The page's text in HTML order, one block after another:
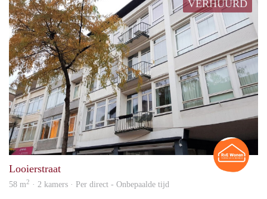
VERHUURD
Looierstraat
58 m2 · 2 kamers · Per direct - Onbepaalde tijd